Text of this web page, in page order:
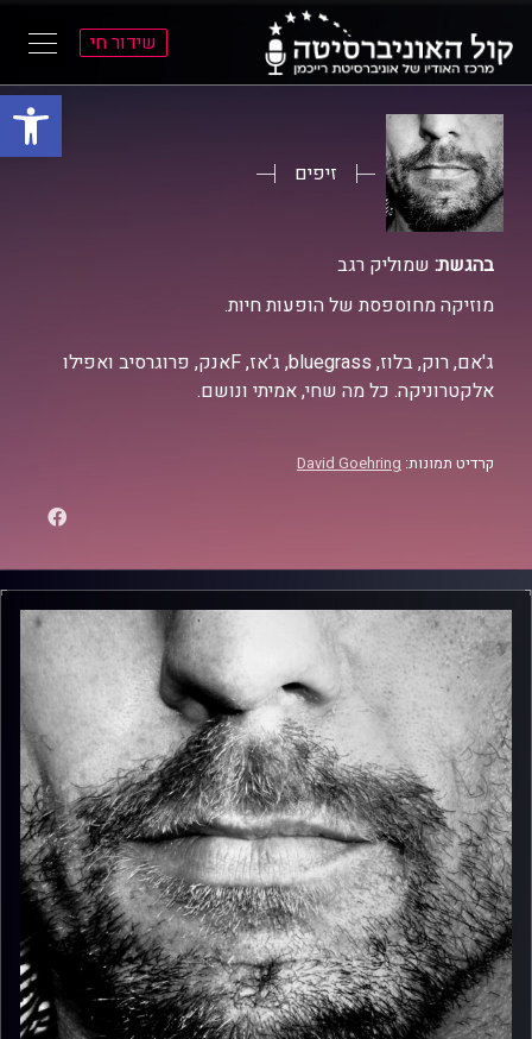
פתח
התפריט
הראשי
התוכן
הראשי
שידור חי
זיפים
בהגשת: שמוליק רגב
מוזיקה מחוספסת של הופעות חיות.
ג'אם, רוק, בלוז, bluegrass, ג'אז, Fאנק, פרוגרסיב ואפילו
אלקטרוניקה. כל מה שחי, אמיתי ונושם.
קרדיט תמונות: David Goehring